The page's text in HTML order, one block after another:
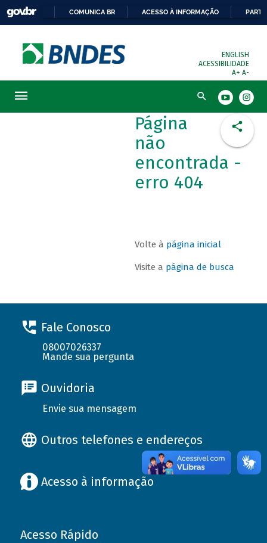
COMUNICA BR ACESSO À INFORMAÇÃO
ENGLISH
ACESSIBILIDADE
A+ A-
Busca
Página
não
encontrada -
erro 404
Volte à página inicial
Visite a página de busca
Fale Conosco
08007026337
Mande sua pergunta
Ouvidoria
Envie sua mensagem
Outros telefones e endereços
Acesso à informação
Acesso Rápido